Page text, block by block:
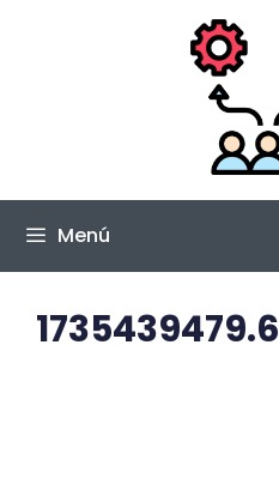
Menú
1735439479.6